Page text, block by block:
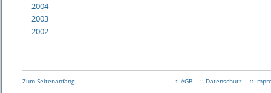
2004
2003
2002
Zum Seitenanfang :: AGB :: Datenschutz ::